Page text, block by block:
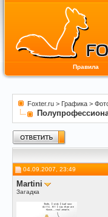
Правила
Foxter.ru > Графика >
04.09.2007, 23:49
Martini
Загадка